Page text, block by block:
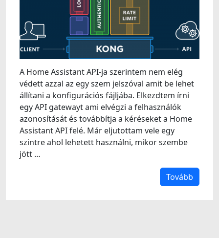
A Home Assistant API-ja szerintem nem elég
védett azzal az egy szem jelszóval amit be lehet
állítani a konfigurációs fájljába. Elkezdtem írni
egy API gatewayt ami elvégzi a felhasználók
azonosítását és továbbítja a kéréseket a Home
Assistant API felé. Már eljutottam vele egy
szintre ahol lehetett használni, mikor szembe
jött …
Tovább